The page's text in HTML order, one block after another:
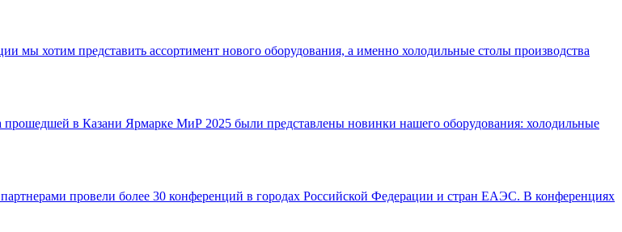
мы хотим представить ассортимент нового оборудования, а именно холодильные столы производства
в Казани Ярмарке МиР 2025 были представлены новинки нашего оборудования: холодильные
провели более 30 конференций в городах Российской Федерации и стран ЕАЭС. В конференциях